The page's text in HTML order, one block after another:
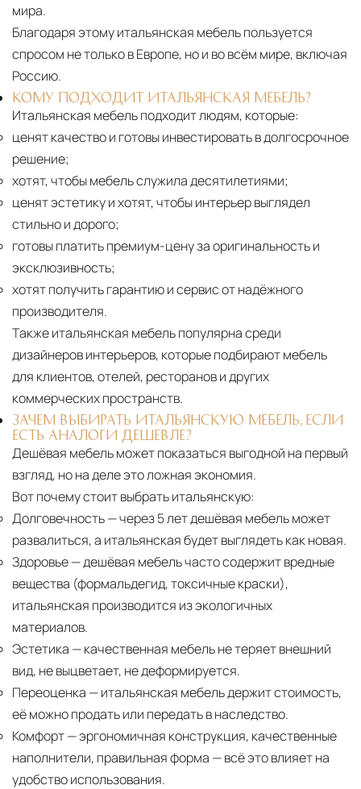
мира.
Благодаря этому итальянская мебель пользуется
спросом не только в Европе, но и во всём мире, включая
Россию.
КОМУ ПОДХОДИТ ИТАЛЬЯНСКАЯ МЕБЕЛЬ?
Итальянская мебель подходит людям, которые:
ценят качество и готовы инвестировать в долгосрочное
решение;
хотят, чтобы мебель служила десятилетиями;
ценят эстетику и хотят, чтобы интерьер выглядел
стильно и дорого;
готовы платить премиум-цену за оригинальность и
эксклюзивность;
хотят получить гарантию и сервис от надёжного
производителя.
Также итальянская мебель популярна среди
дизайнеров интерьеров, которые подбирают мебель
для клиентов, отелей, ресторанов и других
коммерческих пространств.
ЗАЧЕМ ВЫБИРАТЬ ИТАЛЬЯНСКУЮ МЕБЕЛЬ, ЕСЛИ
ЕСТЬ АНАЛОГИ ДЕШЕВЛЕ?
Дешёвая мебель может показаться выгодной на первый
взгляд, но на деле это ложная экономия.
Вот почему стоит выбрать итальянскую:
Долговечность— через 5 лет дешёвая мебель может
развалиться, а итальянская будет выглядеть как новая.
Здоровье— дешёвая мебель часто содержит вредные
вещества (формальдегид, токсичные краски),
итальянская производится из экологичных
материалов.
Эстетика — качественная мебель не теряет внешний
вид, не выцветает, не деформируется.
Переоценка — итальянская мебель держит стоимость,
её можно продать или передать в наследство.
Комфорт— эргономичная конструкция, качественные
наполнители, правильная форма — всё это влияет на
удобство использования.